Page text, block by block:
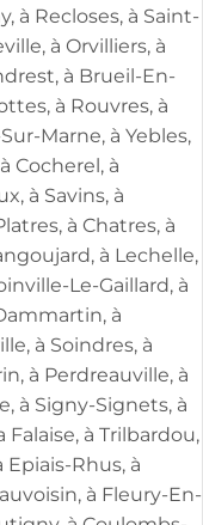
à Recloses, à Saint-
à Orvilliers, à
à Brueil-En-
à Rouvres, à
Marne, à Yebles,
Cocherel, à
à Savins, à
à Chatres, à
à Lechelle,
Le-Gaillard, à
à
à Soindres, à
à Perdreauville, à
à Signy-Signets, à
à Trilbardou,
Epiais-Rhus, à
à Fleury-En-